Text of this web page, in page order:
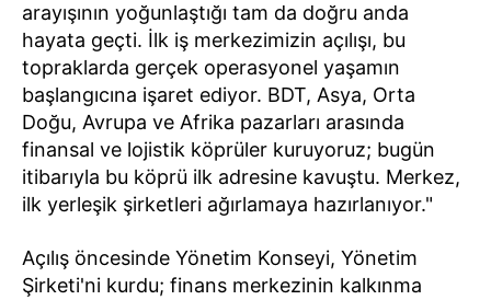
arayışının yoğunlaştığı tam da doğru anda
hayata geçti. İlk iş merkezimizin açılışı, bu
topraklarda gerçek operasyonel yaşamın
başlangıcına işaret ediyor. BDT, Asya, Orta
Doğu, Avrupa ve Afrika pazarları arasında
finansal ve lojistik köprüler kuruyoruz; bugün
itibarıyla bu köprü ilk adresine kavuştu. Merkez,
ilk yerleşik şirketleri ağırlamaya hazırlanıyor."
Açılış öncesinde Yönetim Konseyi, Yönetim
Şirketi'ni kurdu; finans merkezinin kalkınma